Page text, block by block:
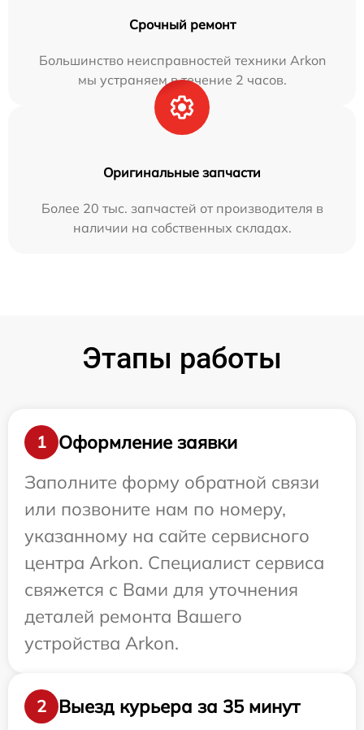
Срочный ремонт
Большинство неисправностей техники Arkon
мы устраняем в течение 2 часов.
Оригинальные запчасти
Более 20 тыс. запчастей от производителя в
наличии на собственных складах.
Этапы работы
1
Оформление заявки
Заполните форму обратной связи
или позвоните нам по номеру,
указанному на сайте сервисного
центра Arkon. Специалист сервиса
свяжется с Вами для уточнения
деталей ремонта Вашего
устройства Arkon.
2 Выезд курьера за 35 минут